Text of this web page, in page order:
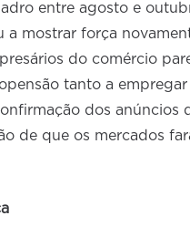
entre agosto e
a mostrar força
do comércio
tanto a
dos anúncios
de que os mercados